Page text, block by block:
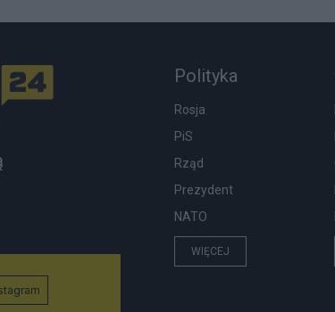
Polityka
Rosja
PiS
Rząd
Prezydent
NATO
WIĘCEJ